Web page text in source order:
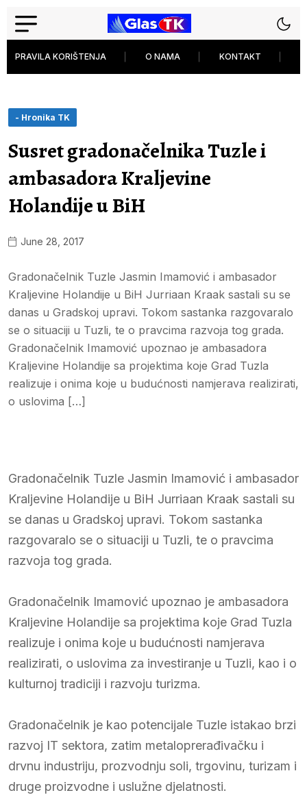
PRAVILA KORIŠTENJA O NAMA KONTAKT
- Hronika TK
Susret gradonačelnika Tuzle i
ambasadora Kraljevine
Holandije u BiH
June 28, 2017
Gradonačelnik Tuzle Jasmin Imamović i ambasador
Kraljevine Holandije u BiH Jurriaan Kraak sastali su se
danas u Gradskoj upravi. Tokom sastanka razgovaralo
se o situaciji u Tuzli, te o pravcima razvoja tog grada.
Gradonačelnik Imamović upoznao je ambasadora
Kraljevine Holandije sa projektima koje Grad Tuzla
realizuje i onima koje u budućnosti namjerava realizirati,
o uslovima […]
Gradonačelnik Tuzle Jasmin Imamović i ambasador
Kraljevine Holandije u BiH Jurriaan Kraak sastali su
se danas u Gradskoj upravi. Tokom sastanka
razgovaralo se o situaciji u Tuzli, te o pravcima
razvoja tog grada.
Gradonačelnik Imamović upoznao je ambasadora
Kraljevine Holandije sa projektima koje Grad Tuzla
realizuje i onima koje u budućnosti namjerava
realizirati, o uslovima za investiranje u Tuzli, kao i o
kulturnoj tradiciji i razvoju turizma.
Gradonačelnik je kao potencijale Tuzle istakao brzi
razvoj IT sektora, zatim metaloprerađivačku i
drvnu industriju, prozvodnju soli, trgovinu, turizam i
druge proizvodne i uslužne djelatnosti.